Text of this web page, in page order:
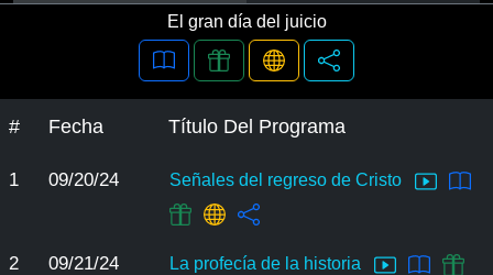
El gran día del juicio
# Fecha Título Del Programa
1 09/20/24 Señales del regreso de Cristo
2 09/21/24 La profecía de la historia